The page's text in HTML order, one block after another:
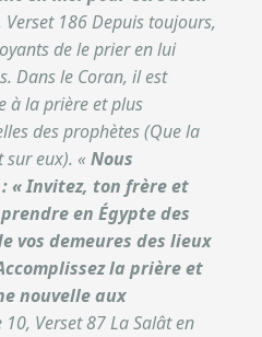
Verset 186Depuis toujours,
de le prier en lui
Dans le Coran, il est
à la prière et plus
des prophètes (Que la
sur eux). «Nous
« Invitez, ton frère et
en Égypte des
vos demeures des lieux
la prière et
nouvelle aux
10, Verset 87La Salât en